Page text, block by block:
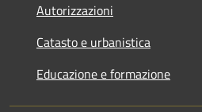
Autorizzazioni
Catasto e urbanistica
Educazione e formazione